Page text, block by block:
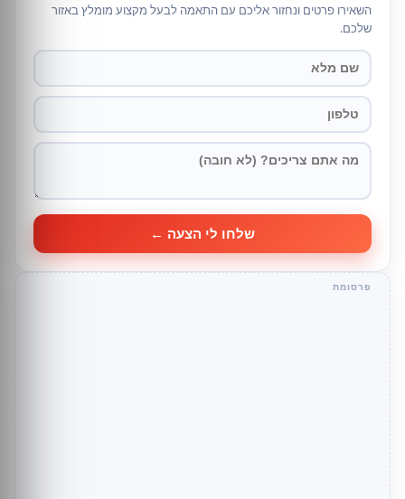
השאירו פרטים ונחזור אליכם עם התאמה לבעל מקצוע מומלץ באזור
שלכם.
שלחו לי הצעה ←